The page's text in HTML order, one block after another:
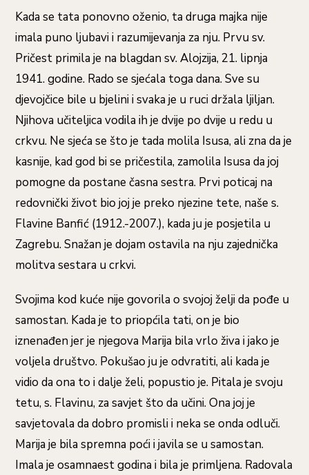
Kada se tata ponovno oženio, ta druga majka nije
imala puno ljubavi i razumijevanja za nju. Prvu sv.
Pričest primila je na blagdan sv. Alojzija, 21. lipnja
1941. godine. Rado se sjećala toga dana. Sve su
djevojčice bile u bjelini i svaka je u ruci držala ljiljan.
Njihova učiteljica vodila ih je dvije po dvije u redu u
crkvu. Ne sjeća se što je tada molila Isusa, ali zna da je
kasnije, kad god bi se pričestila, zamolila Isusa da joj
pomogne da postane časna sestra. Prvi poticaj na
redovnički život bio joj je preko njezine tete, naše s.
Flavine Banfić (1912.-2007.), kada ju je posjetila u
Zagrebu. Snažan je dojam ostavila na nju zajednička
molitva sestara u crkvi.
Svojima kod kuće nije govorila o svojoj želji da pođe u
samostan. Kada je to priopćila tati, on je bio
iznenađen jer je njegova Marija bila vrlo živa i jako je
voljela društvo. Pokušao ju je odvratiti, ali kada je
vidio da ona to i dalje želi, popustio je. Pitala je svoju
tetu, s. Flavinu, za savjet što da učini. Ona joj je
savjetovala da dobro promisli i neka se onda odluči.
Marija je bila spremna poći i javila se u samostan.
Imala je osamnaest godina i bila je primljena. Radovala